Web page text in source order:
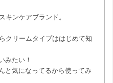
キンケアブランド。
クリームタイプははじめて知
みたい！
と気になってるから使ってみ